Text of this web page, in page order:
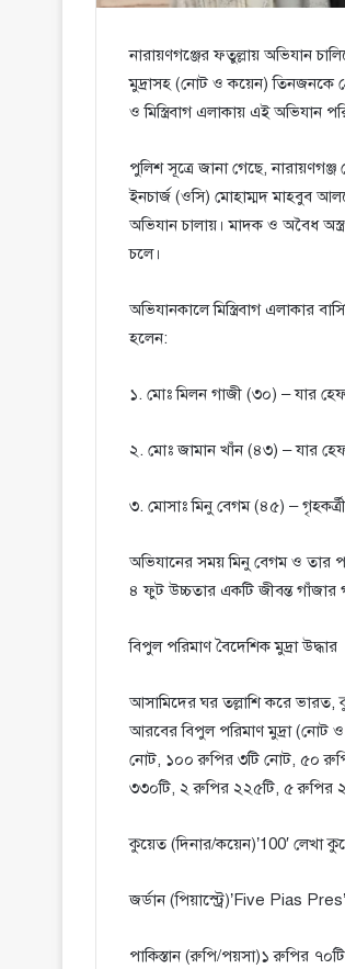
নারায়ণগঞ্জের ফতুল্লায় অভিযান
মুদ্রাসহ (নোট ও কয়েন) তিনজনকে
ও মিস্ত্রিবাগ এলাকায় এই অভিযান
​পুলিশ সূত্রে জানা গেছে,
ইনচার্জ (ওসি) মোহাম্মদ মাহবুব
অভিযান চালায়। মাদক ও অবৈধ
চলে।
​অভিযানকালে মিস্ত্রিবাগ এলাকার
হলেন:
১. মোঃ মিলন গাজী (৩০) – যার
২. মোঃ জামান খাঁন (৪৩) – যার
৩. মোসাঃ মিনু বেগম (৪৫) –
​অভিযানের সময় মিনু বেগম ও তার
৪ ফুট উচ্চতার একটি জীবন্ত গাঁজার
​বিপুল পরিমাণ বৈদেশিক মুদ্রা উদ্ধার
​আসামিদের ঘর তল্লাশি করে ভারত,
আরবের বিপুল পরিমাণ মুদ্রা (নোট
নোট, ১০০ রুপির ৩টি নোট, ৫০
৩৩০টি, ২ রুপির ২২৫টি, ৫ রুপির
কুয়েত (দিনার/কয়েন)’100′ লেখা
জর্ডান (পিয়াস্ট্রে)’Five Pias
পাকিস্তান (রুপি/পয়সা)১ রুপির